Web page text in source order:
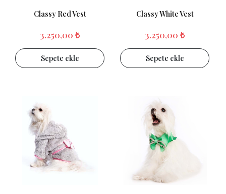
Classy Red Vest
3.250,00 ₺
Sepete ekle
Classy White Vest
3.250,00 ₺
Sepete ekle